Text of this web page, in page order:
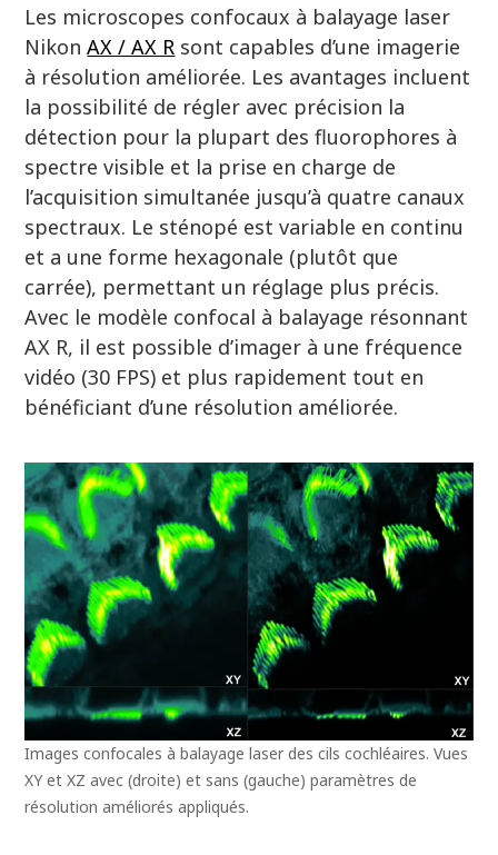
Images confocales à balayage laser des cils cochléaires. Vues
XY et XZ avec (droite) et sans (gauche) paramètres de
résolution améliorés appliqués.
Les microscopes confocaux à balayage laser
NikonAX / AX R sont capables d’une imagerie
à résolution améliorée. Les avantages incluent
la possibilité de régler avec précision la
détection pour la plupart des fluorophores à
spectre visible et la prise en charge de
l’acquisition simultanée jusqu’à quatre canaux
spectraux. Le sténopé est variable en continu
et a une forme hexagonale (plutôt que
carrée), permettant un réglage plus précis.
Avec le modèle confocal à balayage résonnant
AX R, il est possible d’imager à une fréquence
vidéo (30 FPS) et plus rapidement tout en
bénéficiant d’une résolution améliorée.